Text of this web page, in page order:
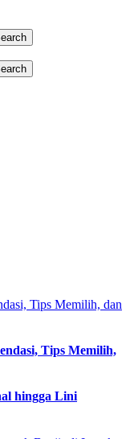
Tips Memilih,
hingga Lini